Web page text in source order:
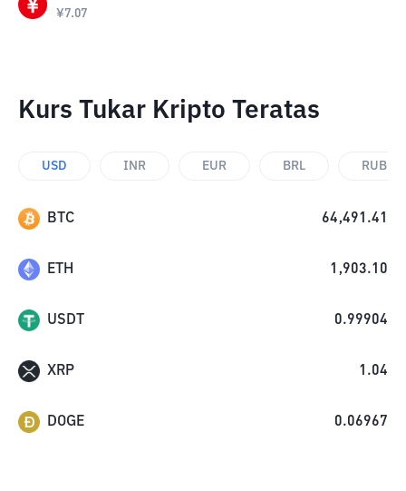
¥7.07
Kurs Tukar Kripto Teratas
USD INR EUR BRL RUB
BTC 64,491.41
ETH 1,903.10
USDT 0.99904
XRP 1.04
DOGE 0.06967